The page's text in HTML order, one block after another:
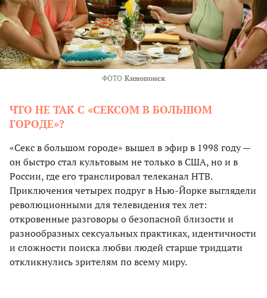
ФОТО Кинопоиск
ЧТО НЕ ТАК С «СЕКСОМ В БОЛЬШОМ
ГОРОДЕ»?
«Секс в большом городе» вышел в эфир в 1998 году —
он быстро стал культовым не только в США, но и в
России, где его транслировал телеканал НТВ.
Приключения четырех подруг в Нью-Йорке выглядели
революционными для телевидения тех лет:
откровенные разговоры о безопасной близости и
разнообразных сексуальных практиках, идентичности
и сложности поиска любви людей старше тридцати
откликнулись зрителям по всему миру.